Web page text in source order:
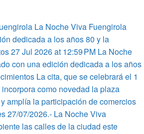
La Noche Viva Fuengirola
dedicada a los años 80 y la
27 Jul 2026 at 12:59 PM La Noche
con una edición dedicada a los años
La cita, que se celebrará el 1
como novedad la plaza
amplía la participación de comercios
27/07/2026.- La Noche Viva
las calles de la ciudad este